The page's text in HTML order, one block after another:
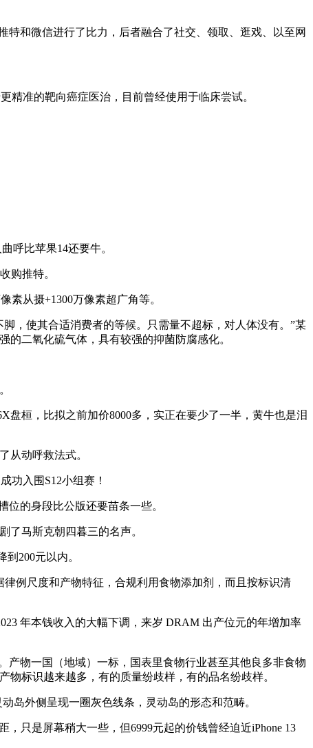
和微信进行了比力，后者融合了社交、领取、逛戏、以至网
准的靶向癌症医治，目前曾经使用于临床尝试。
呼比苹果14还要牛。
购推特。
从摄+1300万像素超广角等。
，使其合适消费者的等候。只需量不超标，对人体没有。”某
二氧化硫气体，具有较强的抑菌防腐感化。
桓，比拟之前加价8000多，实正在要少了一半，黄牛也是泪
从动呼救法式。
入围S12小组赛！
的身段比公版还要苗条一些。
马斯克朝四暮三的名声。
200元以内。
例尺度和产物特征，合规利用食物添加剂，而且按标识清
年本钱收入的大幅下调，来岁 DRAM 出产位元的年增加率
物一国（地域）一标，国表里食物行业甚至其他良多非食物
标识越来越多，有的质量纷歧样，有的品名纷歧样。
岛外侧呈现一圈灰色线条，灵动岛的形态和范畴。
只是屏幕稍大一些，但6999元起的价钱曾经迫近iPhone 13